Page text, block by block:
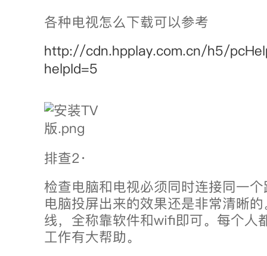
各种电视怎么下载可以参考
http://cdn.hpplay.com.cn/h5/
helpId=5
排查2·
检查电脑和电视必须同时连接同一
电脑投屏出来的效果还是非常清晰
线，全称靠软件和wifi即可。每个人
工作有大帮助。